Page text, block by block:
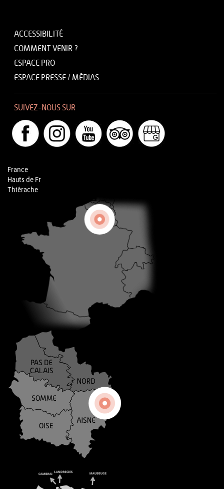
ACCESSIBILITÉ
COMMENT VENIR ?
ESPACE PRO
ESPACE PRESSE / MÉDIAS
SUIVEZ-NOUS SUR
France
Hauts de Fr
Thiérache